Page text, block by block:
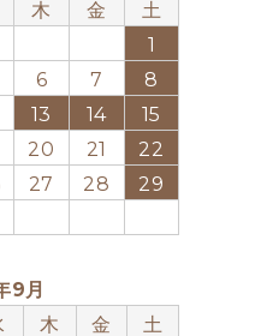
木 金
土
1
6 7
8
13 14
15
20 21
22
27 28
29
9月
木 金 土